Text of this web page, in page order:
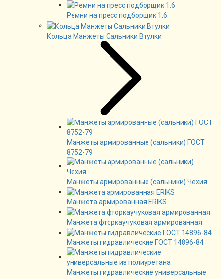
Ремни на пресс подборщик 1.6
Кольца Манжеты Сальники Втулки
Манжеты армированные (сальники) ГОСТ
8752-79
Манжеты армированные (сальники) Чехия
Манжета армированная ERIKS
Манжета фторкаучуковая армированная
Манжеты гидравлические ГОСТ 14896-84
Манжеты гидравлические универсальные